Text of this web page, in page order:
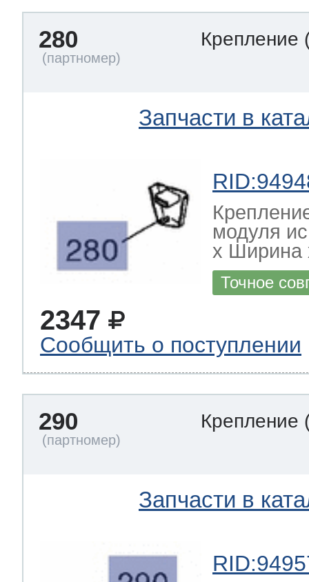
280 Крепление
Запчасти в
модуля
х Ширина
Точное
2347
Сообщить о поступлении
290 Крепление
Запчасти в